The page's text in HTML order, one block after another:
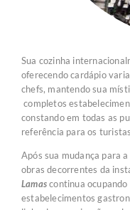
Sua cozinha
oferecendo cardápio
chefs, mantendo sua
completos
constando em todas as
referência para os
Após sua mudança para a
obras decorrentes da
Lamascontinua
estabelecimentos